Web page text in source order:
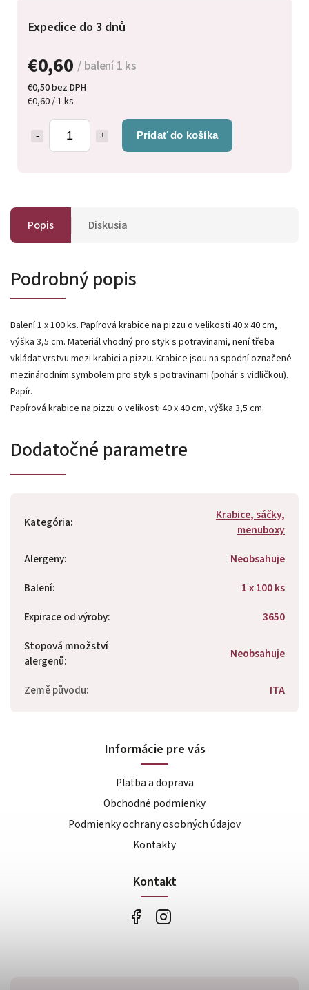
€0,60/ balení 1 ks
€0,50 bez DPH
€0,60 / 1 ks
Pridať do košíka
Expedice do 3 dnů
Popis Diskusia
Podrobný popis
Balení 1 x 100 ks. Papírová krabice na pizzu o velikosti 40 x 40 cm,
výška 3,5 cm. Materiál vhodný pro styk s potravinami, není třeba
vkládat vrstvu mezi krabici a pizzu. Krabice jsou na spodní označené
mezinárodním symbolem pro styk s potravinami (pohár s vidličkou).
Papír.
Papírová krabice na pizzu o velikosti 40 x 40 cm, výška 3,5 cm.
Dodatočné parametre
Kategória:
Krabice, sáčky,
menuboxy
Alergeny:
Neobsahuje
Balení:
1 x 100 ks
Expirace od výroby:
3650
Stopová množství
alergenů: Neobsahuje
Země původu: ITA
Informácie pre vás
Platba a doprava
Obchodné podmienky
Podmienky ochrany osobných údajov
Kontakty
Kontakt